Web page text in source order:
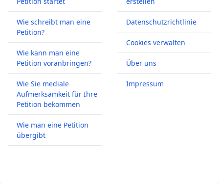
Wie schreibt man eine
Petition?
Wie kann man eine
Petition voranbringen?
Wie Sie mediale
Aufmerksamkeit für Ihre
Petition bekommen
Wie man eine Petition
übergibt
Datenschutzrichtlinie
Cookies verwalten
Über uns
Impressum